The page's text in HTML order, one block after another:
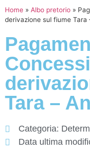
Home » Albo pretorio »
derivazione sul fiume Tara
Tara –
Categoria:
Data ultima